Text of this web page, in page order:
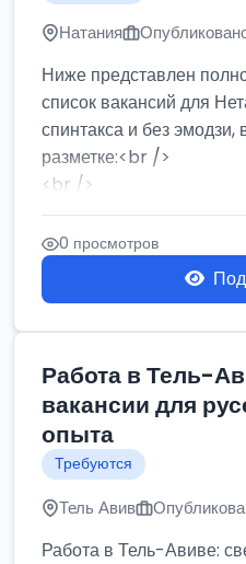
Натания
Ниже представлен
список вакансий для
спинтакса и без эмодзи,
разметке:<br />
<br />
Работа в Нетании на
требу...
0 просмотров
Работа в Тель-
вакансии для
опыта
Требуются
Тель Авив
Работа в Тель-Авиве: